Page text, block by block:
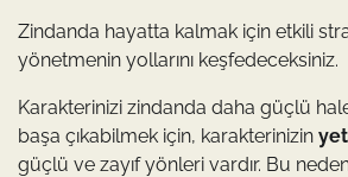
Zindanda hayatta kalmak için etkili
yönetmenin yollarını keşfedeceksiniz.
Karakterinizi zindanda daha güçlü
başa çıkabilmek için, karakterinizin
güçlü ve zayıf yönleri vardır. Bu